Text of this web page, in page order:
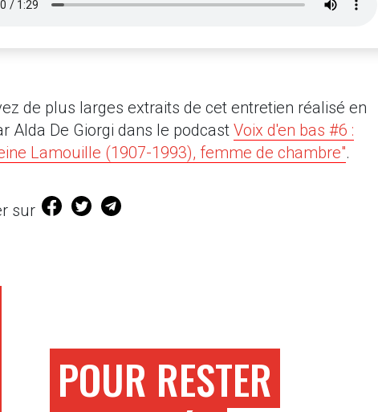
de plus larges extraits de cet entretien réalisé en
Alda De Giorgi dans le podcast Voix d'en bas #6 :
Lamouille (1907-1993), femme de chambre".
sur (s'ouvre dans une nouvelle fenêtre)
(s'ouvre dans une nouvelle fenêtre)
POUR RESTER